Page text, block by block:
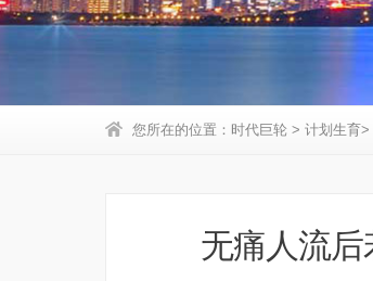
您所在的位置： 时代巨轮 > 计划生育>
无痛人流后